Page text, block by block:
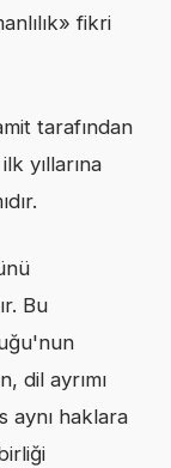
fikri
tarafından
yıllarına
Bu
dil ayrımı
aynı haklara